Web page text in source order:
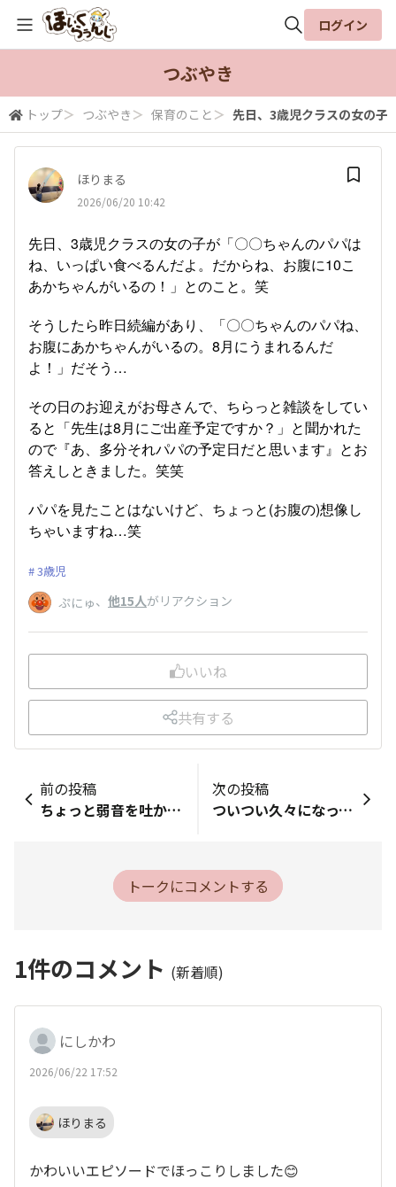
検索
ログイン
つぶやき
トップ＞ つぶやき ＞ 保育のこと ＞ 先日、3歳児クラスの女の子
ほりまる
2026/06/20 10:42
先日、3歳児クラスの女の子が「〇〇ちゃんのパパは
ね、いっぱい食べるんだよ。だからね、お腹に10こ
あかちゃんがいるの！」とのこと。笑
そうしたら昨日続編があり、「〇〇ちゃんのパパね、
お腹にあかちゃんがいるの。8月にうまれるんだ
よ！」だそう…
その日のお迎えがお母さんで、ちらっと雑談をしてい
ると「先生は8月にご出産予定ですか？」と聞かれた
ので『あ、多分それパパの予定日だと思います』とお
答えしときました。笑笑
パパを見たことはないけど、ちょっと(お腹の)想像し
ちゃいますね…笑
3歳児
ぷにゅ、 他15人がリアクション
いいね
共有する
前の投稿
ちょっと弱音を吐かせてください…今週謎の体調不良でずっと熱が下がらず、月曜日からお休みをいただいて今日も出勤ができなさそうです。。忙しい中、1週間も穴を開けてしまって申し訳なさで来週出勤するのが本当に憂鬱です……。でも、子どもたちには早く会いたいなあ🥺
次の投稿
ついつい久々になってしまいました💦みなさん暑い日が続いているのでお互い気をつけながら頑張りましょう😭☀️
トークにコメントする
1件のコメント (新着順)
にしかわ
2026/06/22 17:52
ほりまる
かわいいエピソードでほっこりしました😊